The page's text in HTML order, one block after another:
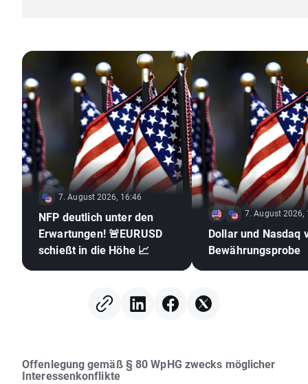
7. August 2026, 16:46
NFP deutlich unter den
Erwartungen! 🚨EURUSD
schießt in die Höhe 📈
7. August 2026,
Dollar und Nasdaq
Bewährungsprobe
Offenlegung gemäß § 80 WpHG zwecks möglicher
Interessenkonflikte